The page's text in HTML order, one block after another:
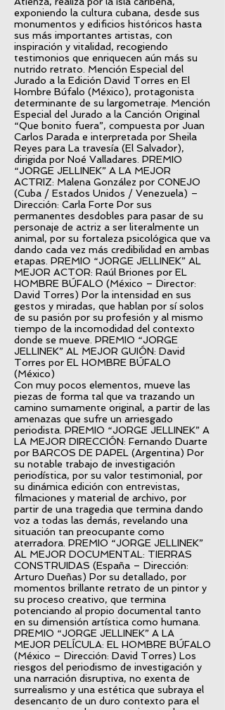
exponiendo la cultura cubana, desde sus
monumentos y edificios históricos hasta
sus más importantes artistas, con
inspiración y vitalidad, recogiendo
testimonios que enriquecen aún más su
nutrido retrato. Mención Especial del
Jurado a la Edición David Torres en El
Hombre Búfalo (México), protagonista
determinante de su largometraje. Mención
Especial del Jurado a la Canción Original
“Que bonito fuera”, compuesta por Juan
Carlos Parada e interpretada por Sheila
Reyes para La travesía (El Salvador),
dirigida por Noé Valladares. PREMIO
“JORGE JELLINEK” A LA MEJOR
ACTRIZ: Malena González por CONEJO
(Cuba / Estados Unidos / Venezuela) –
Dirección: Carla Forte Por sus
permanentes desdobles para pasar de su
personaje de actriz a ser literalmente un
animal, por su fortaleza psicológica que va
dando cada vez más credibilidad en ambas
etapas. PREMIO “JORGE JELLINEK” AL
MEJOR ACTOR: Raúl Briones por EL
HOMBRE BÚFALO (México – Director:
David Torres) Por la intensidad en sus
gestos y miradas, que hablan por sí solos
de su pasión por su profesión y al mismo
tiempo de la incomodidad del contexto
donde se mueve. PREMIO “JORGE
JELLINEK” AL MEJOR GUIÓN: David
Torres por EL HOMBRE BÚFALO
(México)
Con muy pocos elementos, mueve las
piezas de forma tal que va trazando un
camino sumamente original, a partir de las
amenazas que sufre un arriesgado
periodista. PREMIO “JORGE JELLINEK” A
LA MEJOR DIRECCIÓN: Fernando Duarte
por BARCOS DE PAPEL (Argentina) Por
su notable trabajo de investigación
periodística, por su valor testimonial, por
su dinámica edición con entrevistas,
filmaciones y material de archivo, por
partir de una tragedia que termina dando
voz a todas las demás, revelando una
situación tan preocupante como
aterradora. PREMIO “JORGE JELLINEK”
AL MEJOR DOCUMENTAL: TIERRAS
CONSTRUIDAS (España – Dirección:
Arturo Dueñas) Por su detallado, por
momentos brillante retrato de un pintor y
su proceso creativo, que termina
potenciando al propio documental tanto
en su dimensión artística como humana.
PREMIO “JORGE JELLINEK” A LA
MEJOR PELÍCULA: EL HOMBRE BÚFALO
(México – Dirección: David Torres) Los
riesgos del periodismo de investigación y
una narración disruptiva, no exenta de
surrealismo y una estética que subraya el
desencanto de un duro contexto para el